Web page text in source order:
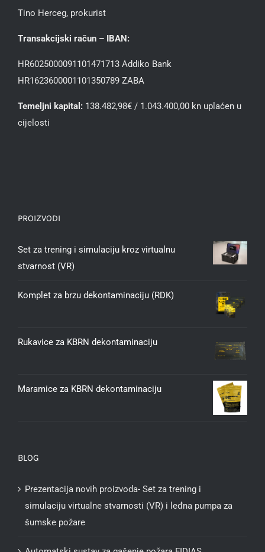
Tino Herceg, prokurist
Transakcijski račun – IBAN:
HR6025000091101471713 Addiko Bank
HR1623600001101350789 ZABA
Temeljni kapital: 138.482,98€ / 1.043.400,00 kn uplaćen u
cijelosti
PROIZVODI
Set za trening i simulaciju kroz virtualnu
stvarnost (VR)
Komplet za brzu dekontaminaciju (RDK)
Rukavice za KBRN dekontaminaciju
Maramice za KBRN dekontaminaciju
BLOG
Prezentacija novih proizvoda- Set za trening i
simulaciju virtualne stvarnosti (VR) i leđna pumpa za
šumske požare